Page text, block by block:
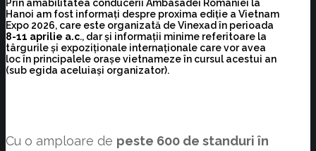
Prin amabilitatea conducerii Ambasadei României la
Hanoi am fost informați despre proxima ediție a Vietnam
Expo 2026, care este organizată de Vinexad în perioada
8-11 aprilie a.c., dar și informații minime referitoare la
târgurile și expoziționale internaționale care vor avea
loc în principalele orașe vietnameze în cursul acestui an
(sub egida aceluiași organizator).
Cu o amploare de peste 600 de standuri în